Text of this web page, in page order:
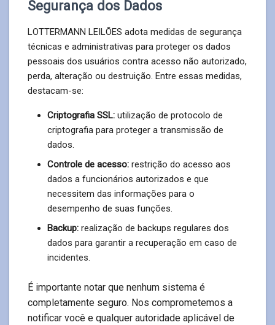
Segurança dos Dados
LOTTERMANN LEILÕES adota medidas de segurança
técnicas e administrativas para proteger os dados
pessoais dos usuários contra acesso não autorizado,
perda, alteração ou destruição. Entre essas medidas,
destacam-se:
Criptografia SSL: utilização de protocolo de
criptografia para proteger a transmissão de
dados.
Controle de acesso: restrição do acesso aos
dados a funcionários autorizados e que
necessitem das informações para o
desempenho de suas funções.
Backup: realização de backups regulares dos
dados para garantir a recuperação em caso de
incidentes.
É importante notar que nenhum sistema é
completamente seguro. Nos comprometemos a
notificar você e qualquer autoridade aplicável de